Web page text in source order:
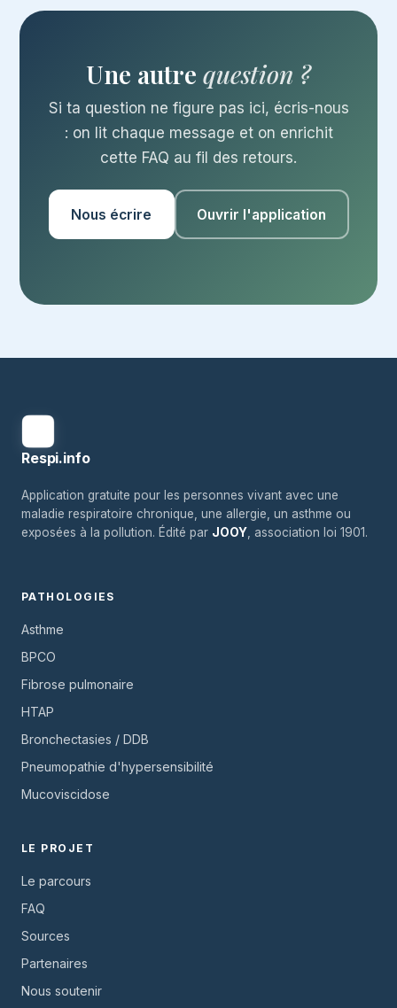
Une autre question ?
Si ta question ne figure pas ici, écris-nous
: on lit chaque message et on enrichit
cette FAQ au fil des retours.
Nous écrire Ouvrir l'application
Respi.info
Application gratuite pour les personnes vivant avec une
maladie respiratoire chronique, une allergie, un asthme ou
exposées à la pollution. Édité par JOOY , association loi 1901.
PATHOLOGIES
Asthme
BPCO
Fibrose pulmonaire
HTAP
Bronchectasies / DDB
Pneumopathie d'hypersensibilité
Mucoviscidose
LE PROJET
Le parcours
FAQ
Sources
Partenaires
Nous soutenir